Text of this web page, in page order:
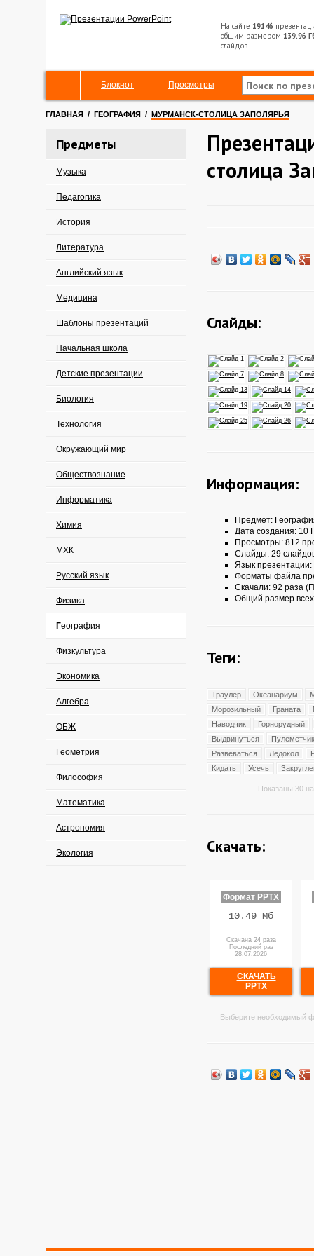
На сайте 19146
общим размером 139.96
слайдов
Блокнот Просмотры
ГЛАВНАЯ / ГЕОГРАФИЯ / МУРМАНСК-СТОЛИЦА ЗАПОЛЯРЬЯ
Предметы
Музыка
Педагогика
История
Литература
Английский язык
Медицина
Шаблоны презентаций
Начальная школа
Детские презентации
Биология
Технология
Окружающий мир
Обществознание
Информатика
Химия
МХК
Русский язык
Физика
География
Физкультура
Экономика
Алгебра
ОБЖ
Геометрия
Философия
Математика
Астрономия
Экология
столица
Слайды:
Информация:
Предмет:
Дата создания: 10
Просмотры: 812
Слайды: 29
Язык презентации:
Форматы файла
Скачали: 92 раза
Общий размер
Теги:
Траулер Океанариум
Морозильный
Граната
Наводчик
Горнорудный
Выдвинуться
Пулеметчик
Развеваться
Ледокол
Кидать
Усечь
Показаны 30
Скачать:
Формат PPTX
10.49 Мб
Скачана 24 раза
Последний раз
28.07.2026
СКАЧАТЬ
PPTX
Выберите необходимый